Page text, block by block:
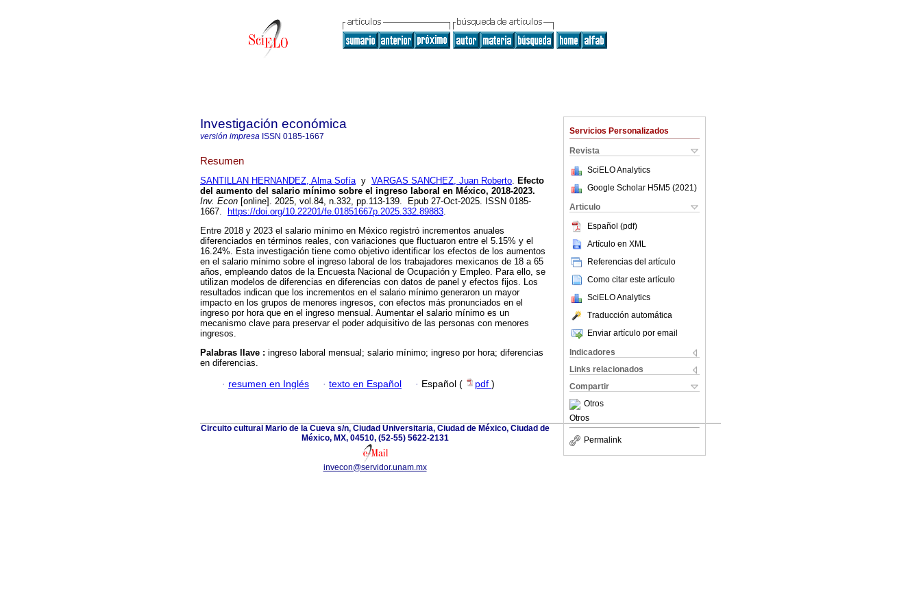
Servicios Personalizados
Revista
SciELO Analytics
Google Scholar H5M5 (2021 )
Articulo
Español (pdf)
Artículo en XML
Referencias del artículo
Como citar este artículo
SciELO Analytics
Traducción automática
Enviar artículo por email
Indicadores
Links relacionados
Compartir
Otros
Otros
Permalink
Investigación económica
versión impresa ISSN 0185-1667
Resumen
SANTILLAN HERNANDEZ, Alma Sofíay VARGAS SANCHEZ, Juan Roberto. Efecto
del aumento del salario mínimo sobre el ingreso laboral en México, 2018-2023.
Inv. Econ [online]. 2025, vol.84, n.332, pp.113-139. Epub 27-Oct-2025. ISSN 0185-
1667.
https://doi.org/10.22201/fe.01851667p.2025.332.89883.
Entre 2018 y 2023 el salario mínimo en México registró incrementos anuales
diferenciados en términos reales, con variaciones que fluctuaron entre el 5.15% y el
16.24%. Esta investigación tiene como objetivo identificar los efectos de los aumentos
en el salario mínimo sobre el ingreso laboral de los trabajadores mexicanos de 18 a 65
años, empleando datos de la Encuesta Nacional de Ocupación y Empleo. Para ello, se
utilizan modelos de diferencias en diferencias con datos de panel y efectos fijos. Los
resultados indican que los incrementos en el salario mínimo generaron un mayor
impacto en los grupos de menores ingresos, con efectos más pronunciados en el
ingreso por hora que en el ingreso mensual. Aumentar el salario mínimo es un
mecanismo clave para preservar el poder adquisitivo de las personas con menores
ingresos.
Palabras llave : ingreso laboral mensual; salario mínimo; ingreso por hora; diferencias
en diferencias.
· resumen en Inglés · texto en Español · Español ( pdf )
Circuito cultural Mario de la Cueva s/n, Ciudad Universitaria, Ciudad de México, Ciudad de
México, MX, 04510, (52-55) 5622-2131
invecon@servidor.unam.mx